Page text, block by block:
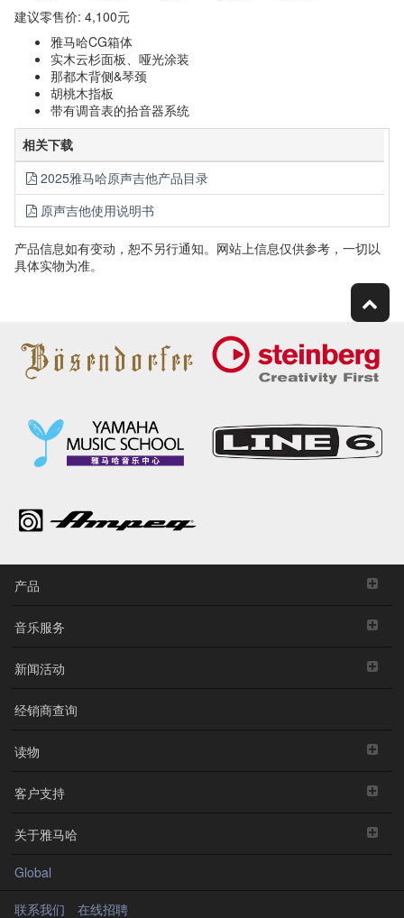
建议零售价: 4,100元
雅马哈CG箱体
实木云杉面板、哑光涂装
那都木背侧&琴颈
胡桃木指板
带有调音表的拾音器系统
相关下载
2025雅马哈原声吉他产品目录
原声吉他使用说明书
产品信息如有变动，恕不另行通知。网站上信息仅供参考，一切以
具体实物为准。
产品
音乐服务
新闻活动
经销商查询
读物
客户支持
关于雅马哈
Global
联系我们
在线招聘